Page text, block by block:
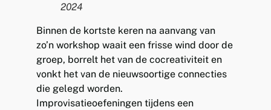
2024
Binnen de kortste keren na aanvang van
zo’n workshop waait een frisse wind door de
groep, borrelt het van de cocreativiteit en
vonkt het van de nieuwsoortige connecties
die gelegd worden.
Improvisatieoefeningen tijdens een